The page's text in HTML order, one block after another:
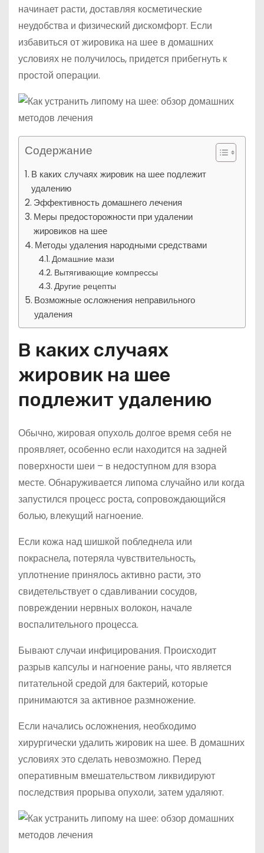
начинает расти, доставляя косметические
неудобства и физический дискомфорт. Если
избавиться от жировика на шее в домашних
условиях не получилось, придется прибегнуть к
простой операции.
Содержание
В каких случаях жировик на шее подлежит
удалению
Эффективность домашнего лечения
Меры предосторожности при удалении
жировиков на шее
Методы удаления народными средствами
Домашние мази
Вытягивающие компрессы
Другие рецепты
Возможные осложнения неправильного
удаления
В каких случаях
жировик на шее
подлежит удалению
Обычно, жировая опухоль долгое время себя не
проявляет, особенно если находится на задней
поверхности шеи – в недоступном для взора
месте. Обнаруживается липома случайно или когда
запустился процесс роста, сопровождающийся
болью, влекущий нагноение.
Если кожа над шишкой побледнела или
покраснела, потеряла чувствительность,
уплотнение принялось активно расти, это
свидетельствует о сдавливании сосудов,
повреждении нервных волокон, начале
воспалительного процесса.
Бывают случаи инфицирования. Происходит
разрыв капсулы и нагноение раны, что является
питательной средой для бактерий, которые
принимаются за активное размножение.
Если начались осложнения, необходимо
хирургически удалить жировик на шее. В домашних
условиях это сделать невозможно. Перед
оперативным вмешательством ликвидируют
последствия прорыва опухоли, затем удаляют.